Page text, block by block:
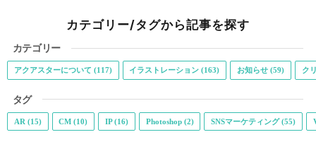
カテゴリー/タグから記事を探す
カテゴリー
アクアスターについて (117) イラストレーション (163) お知らせ (59) ク
タグ
AR (15) CM (10) IP (16) Photoshop (2) SNSマーケティング (55)